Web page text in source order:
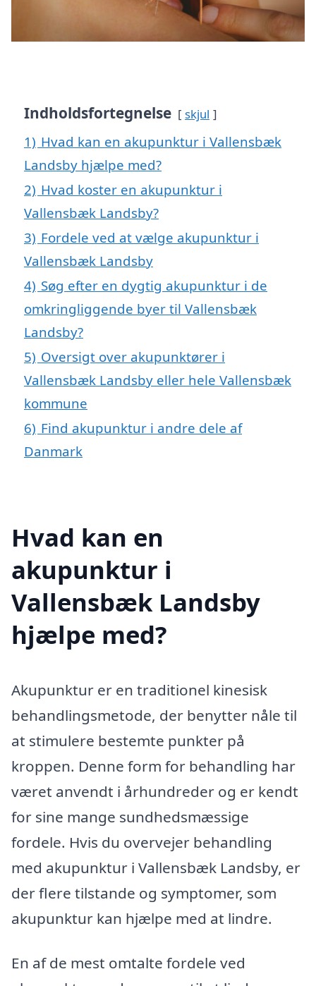
Indholdsfortegnelse skjul
1) Hvad kan en akupunktur i Vallensbæk
Landsby hjælpe med?
2) Hvad koster en akupunktur i
Vallensbæk Landsby?
3) Fordele ved at vælge akupunktur i
Vallensbæk Landsby
4) Søg efter en dygtig akupunktur i de
omkringliggende byer til Vallensbæk
Landsby?
5) Oversigt over akupunktører i
Vallensbæk Landsby eller hele Vallensbæk
kommune
6) Find akupunktur i andre dele af
Danmark
Hvad kan en
akupunktur i
Vallensbæk Landsby
hjælpe med?
Akupunktur er en traditionel kinesisk
behandlingsmetode, der benytter nåle til
at stimulere bestemte punkter på
kroppen. Denne form for behandling har
været anvendt i århundreder og er kendt
for sine mange sundhedsmæssige
fordele. Hvis du overvejer behandling
med akupunktur i Vallensbæk Landsby, er
der flere tilstande og symptomer, som
akupunktur kan hjælpe med at lindre.
En af de mest omtalte fordele ved